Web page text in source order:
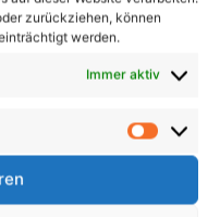
zurückziehen, können
werden.
Immer aktiv
und die
Einhaltung zu
der